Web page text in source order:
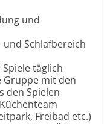
und
Schlafbereich
täglich
Gruppe mit den
den Spielen
Freibad etc.)